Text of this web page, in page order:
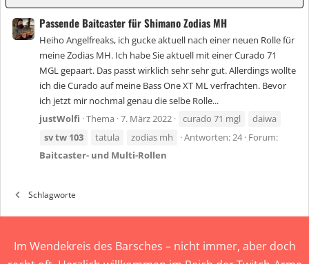
Passende Baitcaster für Shimano Zodias MH
Heiho Angelfreaks, ich gucke aktuell nach einer neuen Rolle für
meine Zodias MH. Ich habe Sie aktuell mit einer Curado 71
MGL gepaart. Das passt wirklich sehr sehr gut. Allerdings wollte
ich die Curado auf meine Bass One XT ML verfrachten. Bevor
ich jetzt mir nochmal genau die selbe Rolle...
justWolfi Thema 7. März 2022 curado 71 mgl
daiwa
svtw 103 tatula zodias mh Antworten: 24 Forum:
Baitcaster- und Multi-Rollen
Schlagworte
Im Wendekreis des Barsches – nicht immer, aber doch